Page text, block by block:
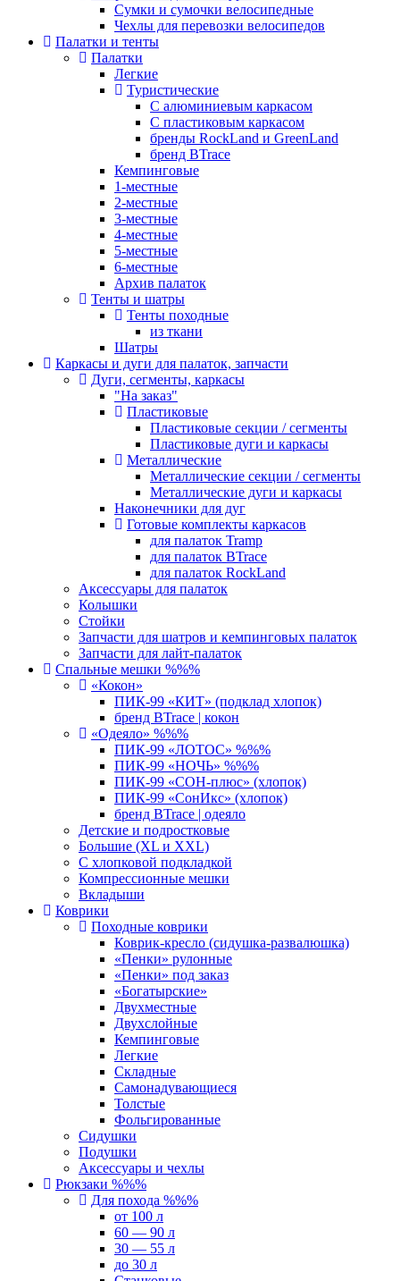
Сумки и сумочки велосипедные
Чехлы для перевозки велосипедов
Палатки и тенты
Палатки
Легкие
Туристические
С алюминиевым каркасом
С пластиковым каркасом
бренды RockLand и GreenLand
бренд BTrace
Кемпинговые
1-местные
2-местные
3-местные
4-местные
5-местные
6-местные
Архив палаток
Тенты и шатры
Тенты походные
из ткани
Шатры
Каркасы и дуги для палаток, запчасти
Дуги, сегменты, каркасы
"На заказ"
Пластиковые
Пластиковые секции / сегменты
Пластиковые дуги и каркасы
Металлические
Металлические секции / сегменты
Металлические дуги и каркасы
Наконечники для дуг
Готовые комплекты каркасов
для палаток Tramp
для палаток BTrace
для палаток RockLand
Аксессуары для палаток
Колышки
Стойки
Запчасти для шатров и кемпинговых палаток
Запчасти для лайт-палаток
Спальные мешки %%%
«Кокон»
ПИК-99 «КИТ» (подклад хлопок)
бренд BTrace | кокон
«Одеяло» %%%
ПИК-99 «ЛОТОС» %%%
ПИК-99 «НОЧЬ» %%%
ПИК-99 «СОН-плюс» (хлопок)
ПИК-99 «СонИкс» (хлопок)
бренд BTrace | одеяло
Детские и подростковые
Большие (XL и XXL)
С хлопковой подкладкой
Компрессионные мешки
Вкладыши
Коврики
Походные коврики
Коврик-кресло (сидушка-развалюшка)
«Пенки» рулонные
«Пенки» под заказ
«Богатырские»
Двухместные
Двухслойные
Кемпинговые
Легкие
Складные
Самонадувающиеся
Толстые
Фольгированные
Сидушки
Подушки
Аксессуары и чехлы
Рюкзаки %%%
Для похода %%%
от 100 л
60 — 90 л
30 — 55 л
до 30 л